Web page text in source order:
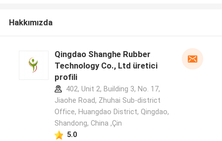
Hakkımızda
Qingdao Shanghe Rubber
Technology Co., Ltd üretici
profili
402, Unit 2, Building 3, No. 17,
Jiaohe Road, Zhuhai Sub-district
Office, Huangdao District, Qingdao,
Shandong, China ,Çin
5.0